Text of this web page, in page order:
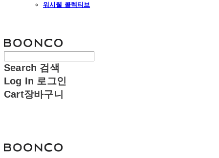
워시웰 콜렉티브
Search 검색
Log In 로그인
Cart장바구니